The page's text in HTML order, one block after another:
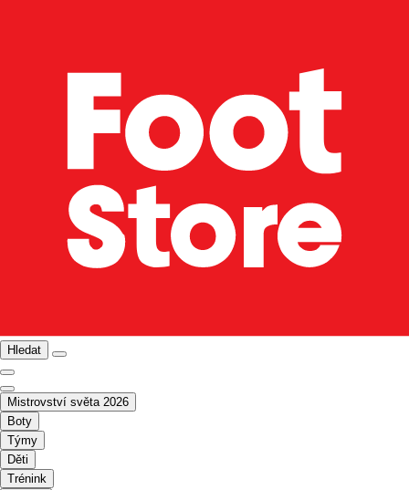
Hledat
Mistrovství světa 2026
Boty
Týmy
Děti
Trénink